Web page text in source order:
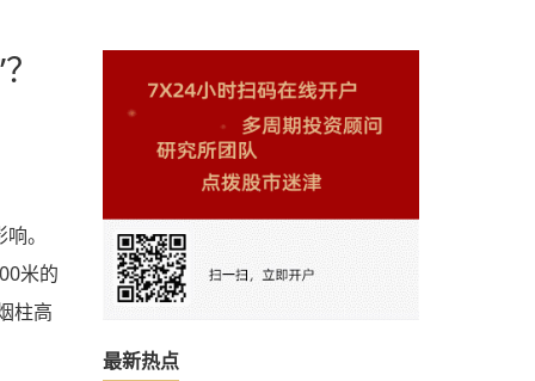
。
米的
柱高
最新热点